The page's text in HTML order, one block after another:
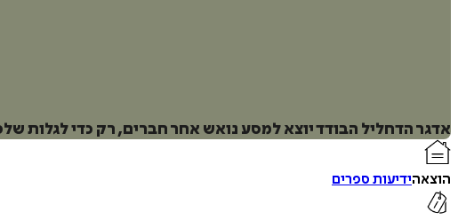
אדגר הדחליל הבודד יוצא למסע נואש אחר חברים, רק כדי לגלות
הוצאהידיעות ספרים